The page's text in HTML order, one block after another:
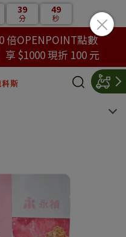
39
分
48
秒
OPENPOINT點數
$1000 現折 100 元